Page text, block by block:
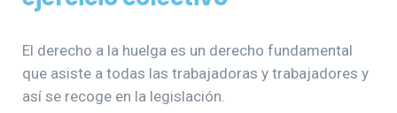
El derecho a la huelga es un derecho fundamental
que asiste a todas las trabajadoras y trabajadores y
así se recoge en la legislación.